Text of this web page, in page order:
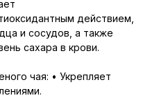
действием,
и сосудов, а также
сахара в крови.
чая: • Укрепляет